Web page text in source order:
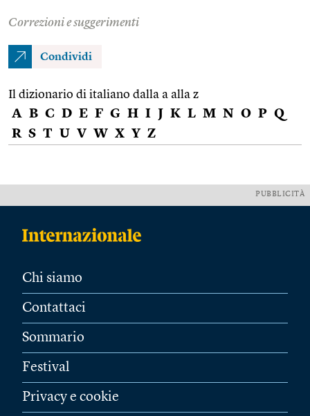
Correzioni e suggerimenti
Condividi
Il dizionario di italiano dalla a alla z
A B C D E F G H I J K L M N O P Q
R S T U V W X Y Z
PUBBLICITÀ
Chi siamo
Contattaci
Sommario
Festival
Privacy e cookie